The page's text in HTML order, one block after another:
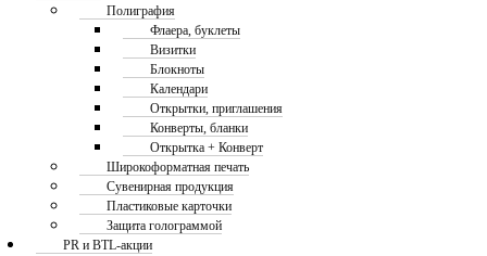
Полиграфия
Флаера, буклеты
Визитки
Блокноты
Календари
Открытки, приглашения
Конверты, бланки
Открытка + Конверт
Широкоформатная печать
Сувенирная продукция
Пластиковые карточки
Защита голограммой
PR и BTL-акции